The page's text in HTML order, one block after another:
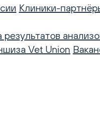
Клиники-
результатов
Vet Union